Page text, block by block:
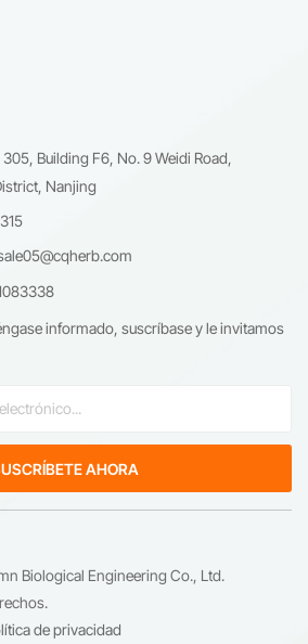
Building F6, No. 9 Weidi Road,
Nanjing
informado, suscríbase y le invitamos
Biological Engineering Co., Ltd.
de privacidad